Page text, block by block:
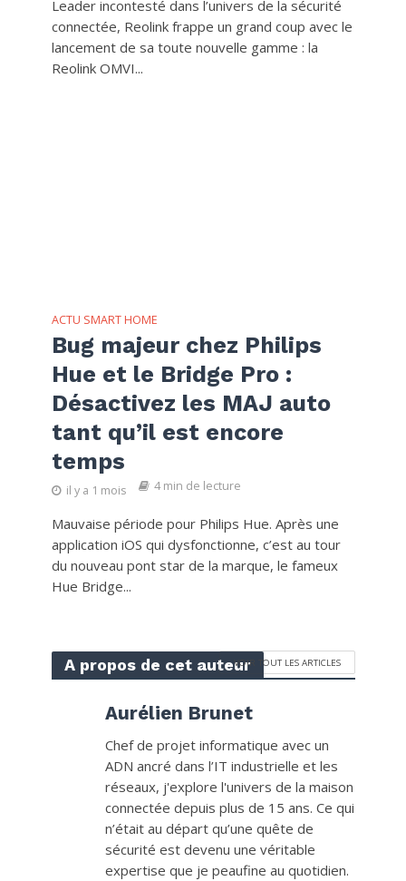
Leader incontesté dans l’univers de la sécurité
connectée, Reolink frappe un grand coup avec le
lancement de sa toute nouvelle gamme : la
Reolink OMVI...
ACTU SMART HOME
Bug majeur chez Philips
Hue et le Bridge Pro :
Désactivez les MAJ auto
tant qu’il est encore
temps
il y a 1 mois 4 min de lecture
Mauvaise période pour Philips Hue. Après une
application iOS qui dysfonctionne, c’est au tour
du nouveau pont star de la marque, le fameux
Hue Bridge...
A propos de cet auteurVOIR TOUT LES ARTICLES
Aurélien Brunet
Chef de projet informatique avec un
ADN ancré dans l’IT industrielle et les
réseaux, j'explore l'univers de la maison
connectée depuis plus de 15 ans. Ce qui
n’était au départ qu’une quête de
sécurité est devenu une véritable
expertise que je peaufine au quotidien.